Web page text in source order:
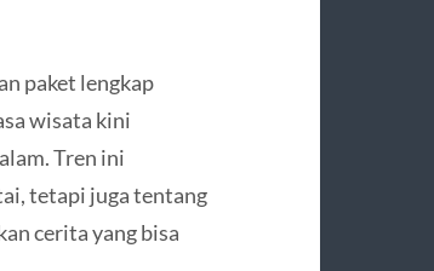
paket lengkap
wisata kini
Tren ini
tetapi juga tentang
cerita yang bisa